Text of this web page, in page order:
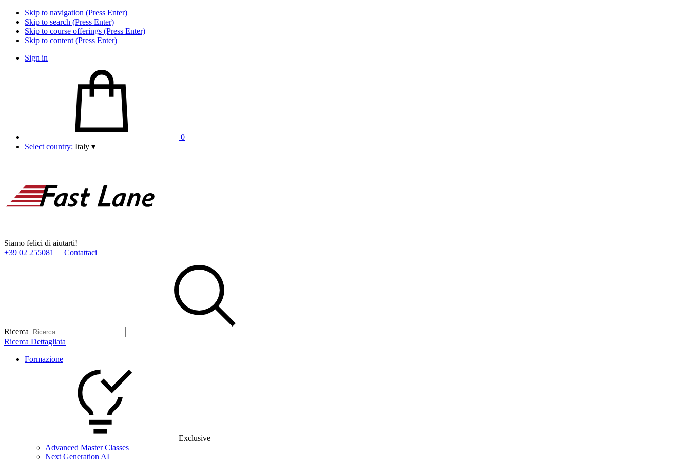
Skip to navigation (Press Enter)
Skip to search (Press Enter)
Skip to course offerings (Press Enter)
Skip to content (Press Enter)
Sign in
0
Select country: Italy ▾
Siamo felici di aiutarti!
+39 02 255081
Contattaci
Ricerca
Ricerca Dettagliata
Formazione
Exclusive
Advanced Master Classes
Next Generation AI